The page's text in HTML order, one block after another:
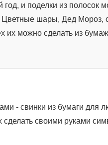
и поделки из полосок
Цветные шары, Дед Мороз,
их можно сделать из
- свинки из бумаги для
своими руками